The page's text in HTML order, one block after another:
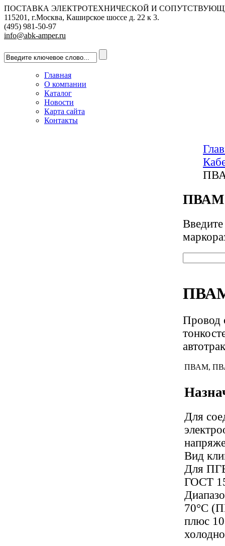
ПОСТАВКА ЭЛЕКТРОТЕХНИЧЕСКОЙ И
115201, г.Москва, Каширское шоссе д. 22 к 3.
(495) 981-50-97
info@abk-amper.ru
Главная
О компании
Каталог
Новости
Карта сайта
Контакты
ПВАМ
Провод
ПВАМ,
Для
Вид
Для
ГОСТ
70°С
плюс